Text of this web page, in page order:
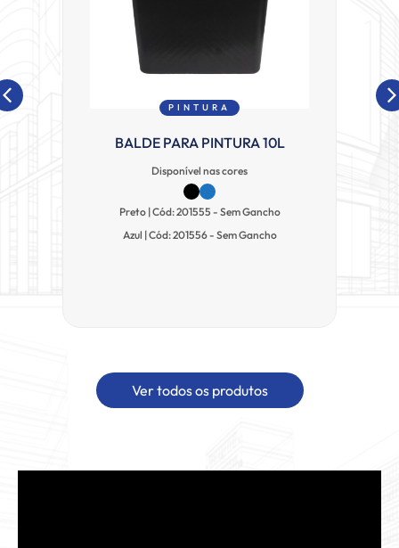
PINTURA
BALDE PARA PINTURA 10L
Disponível nas cores
Preto | Cód: 201555 - Sem Gancho
Azul | Cód: 201556 - Sem Gancho
Ver todos os produtos